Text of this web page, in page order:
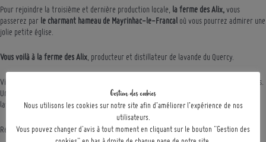
Pour rejoindre la troisième et dernière production locale, la ferme des Alix,vous
passerez par le charmant hameau de Mayrinhac-le-Francal où vous pourrez admirer une
jolie petite église.
Vous voilà à la ferme des Alix, producteur et distillateur de lavande du Quercy.
Visite guidée de la ferme du Mardi au vendredi Juillet-Août. Visite libre les autres jours.
Une nouveauté vous attend... un escape game au milieu de la ferme et des champs de
lavande.
Retour boutique parl'Hospitalet.
Gestion des cookies
Nous utilisons les cookies sur notre site afin d’améliorer l’expérience de nos
utilisateurs.
Vous pouvez changer d'avis à tout moment en cliquant sur le bouton "Gestion des